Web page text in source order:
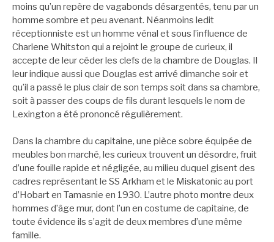
moins qu’un repère de vagabonds désargentés, tenu par un
homme sombre et peu avenant. Néanmoins ledit
réceptionniste est un homme vénal et sous l’influence de
Charlene Whitston qui a rejoint le groupe de curieux, il
accepte de leur céder les clefs de la chambre de Douglas. Il
leur indique aussi que Douglas est arrivé dimanche soir et
qu’il a passé le plus clair de son temps soit dans sa chambre,
soit à passer des coups de fils durant lesquels le nom de
Lexington a été prononcé régulièrement.
Dans la chambre du capitaine, une pièce sobre équipée de
meubles bon marché, les curieux trouvent un désordre, fruit
d’une fouille rapide et négligée, au milieu duquel gisent des
cadres représentant le SS Arkham et le Miskatonic au port
d’Hobart en Tamasnie en 1930. L’autre photo montre deux
hommes d’âge mur, dont l’un en costume de capitaine, de
toute évidence ils s’agit de deux membres d’une même
famille.